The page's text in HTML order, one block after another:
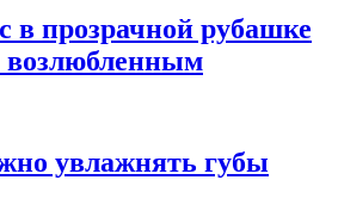
в прозрачной рубашке
возлюбленным
увлажнять губы